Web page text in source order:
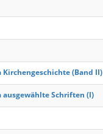
Kirchengeschichte (Band II)
ausgewählte Schriften (I)